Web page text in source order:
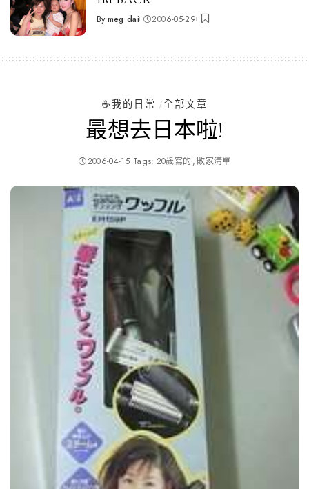
Posted
By meg dai 2006-05-29
☕️我的日常 全部文章
最想去日本啦!
2006-04-15 Tags: 20歲寫的 敗家清單